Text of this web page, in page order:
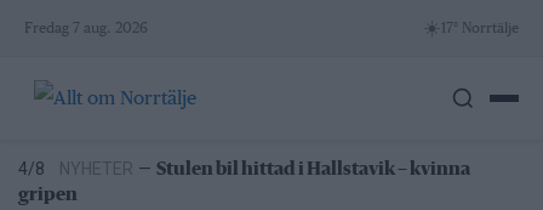
Skip
content
Fredag 7 aug. 2026 ☀️ 17° Norrtälje
Norrtälje badhus
NYHETER
6/8 NYHETER — Kommunen varnar för falska sotare
4/8 NYHETER — Stulen bil hittad i Hallstavik – kvinna
gripen